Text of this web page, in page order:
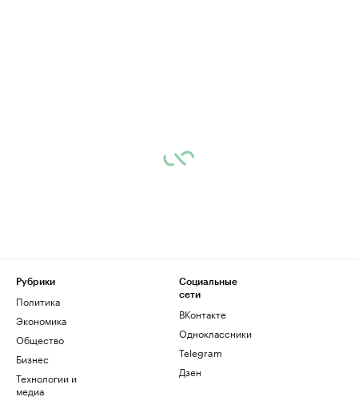
Рубрики
Политика
Экономика
Общество
Бизнес
Технологии и
медиа
Социальные
сети
ВКонтакте
Одноклассники
Telegram
Дзен